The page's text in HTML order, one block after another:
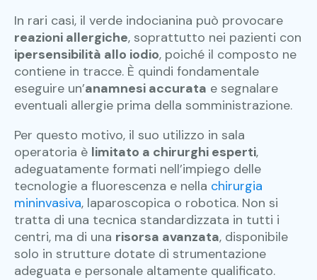
In rari casi, il verde indocianina può provocare
reazioni allergiche, soprattutto nei pazienti con
ipersensibilità allo iodio, poiché il composto ne
contiene in tracce. È quindi fondamentale
eseguire un’anamnesi accurata e segnalare
eventuali allergie prima della somministrazione.
Per questo motivo, il suo utilizzo in sala
operatoria è limitato a chirurghi esperti,
adeguatamente formati nell’impiego delle
tecnologie a fluorescenza e nella chirurgia
mininvasiva, laparoscopica o robotica. Non si
tratta di una tecnica standardizzata in tutti i
centri, ma di una risorsa avanzata, disponibile
solo in strutture dotate di strumentazione
adeguata e personale altamente qualificato.